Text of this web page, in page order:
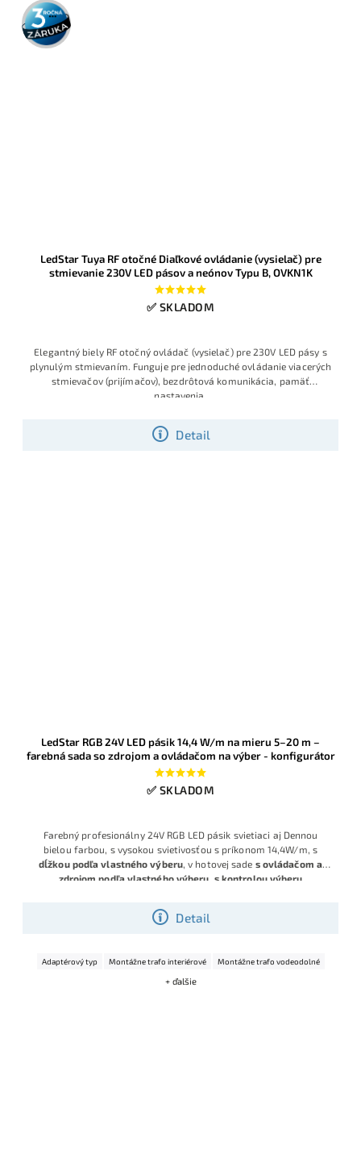
3 roky
záruka
LedStar Tuya RF otočné Diaľkové ovládanie (vysielač) pre
stmievanie 230V LED pásov a neónov Typu B, OVKN1K
✅ SKLADOM
Detail
Elegantný biely RF otočný ovládač (vysielač) pre 230V LED pásy s
plynulým stmievaním. Funguje pre jednoduché ovládanie viacerých
stmievačov (prijímačov), bezdrôtová komunikácia, pamäť
nastavenia.
LedStar RGB 24V LED pásik 14,4 W/m na mieru 5–20 m –
farebná sada so zdrojom a ovládačom na výber - konfigurátor
✅ SKLADOM
Detail
Farebný profesionálny 24V RGB LED pásik svietiaci aj Dennou
bielou farbou, s vysokou svietivosťou s príkonom 14,4W/m, s
dĺžkou podľa vlastného výberu, v hotovej sade s ovládačom a
zdrojom podľa vlastného výberu, s kontrolou výberu
Adaptérový typ Montážne trafo interiérové Montážne trafo vodeodolné
+ ďalšie